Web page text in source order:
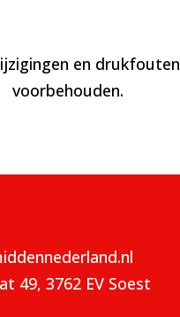
en drukfouten
voorbehouden.
49, 3762 EV Soest